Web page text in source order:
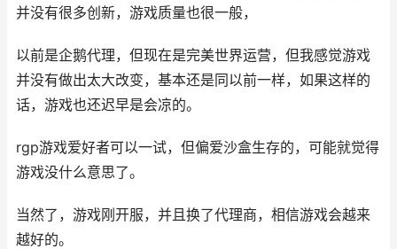
并没有很多创新，游戏质量也很一般，
以前是企鹅代理，但现在是完美世界运营，但我感觉游戏
并没有做出太大改变，基本还是同以前一样，如果这样的
话，游戏也还迟早是会凉的。
rgp游戏爱好者可以一试，但偏爱沙盒生存的，可能就觉得
游戏没什么意思了。
当然了，游戏刚开服，并且换了代理商，相信游戏会越来
越好的。